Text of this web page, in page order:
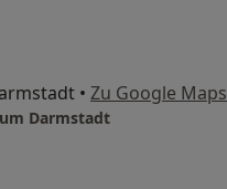
• Zu Google Maps
Darmstadt